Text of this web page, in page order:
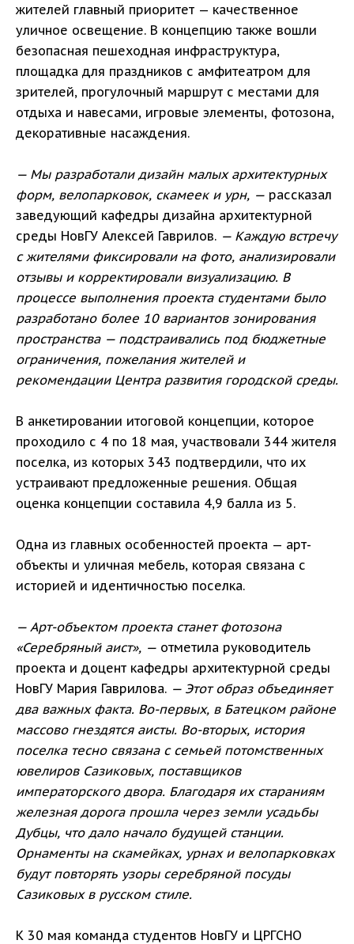
жителей главный приоритет — качественное
уличное освещение. В концепцию также вошли
безопасная пешеходная инфраструктура,
площадка для праздников с амфитеатром для
зрителей, прогулочный маршрут с местами для
отдыха и навесами, игровые элементы, фотозона,
декоративные насаждения.
— Мы разработали дизайн малых архитектурных
форм, велопарковок, скамеек и урн, — рассказал
заведующий кафедры дизайна архитектурной
среды НовГУ Алексей Гаврилов. — Каждую встречу
с жителями фиксировали на фото, анализировали
отзывы и корректировали визуализацию. В
процессе выполнения проекта студентами было
разработано более 10 вариантов зонирования
пространства — подстраивались под бюджетные
ограничения, пожелания жителей и
рекомендации Центра развития городской среды.
В анкетировании итоговой концепции, которое
проходило с 4 по 18 мая, участвовали 344 жителя
поселка, из которых 343 подтвердили, что их
устраивают предложенные решения. Общая
оценка концепции составила 4,9 балла из 5.
Одна из главных особенностей проекта — арт-
объекты и уличная мебель, которая связана с
историей и идентичностью поселка.
— Арт-объектом проекта станет фотозона
«Серебряный аист», — отметила руководитель
проекта и доцент кафедры архитектурной среды
НовГУ Мария Гаврилова. — Этот образ объединяет
два важных факта. Во-первых, в Батецком районе
массово гнездятся аисты. Во-вторых, история
поселка тесно связана с семьей потомственных
ювелиров Сазиковых, поставщиков
императорского двора. Благодаря их стараниям
железная дорога прошла через земли усадьбы
Дубцы, что дало начало будущей станции.
Орнаменты на скамейках, урнах и велопарковках
будут повторять узоры серебряной посуды
Сазиковых в русском стиле.
К 30 мая команда студентов НовГУ и ЦРГСНО